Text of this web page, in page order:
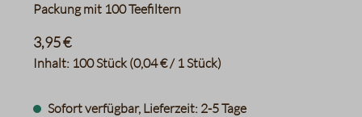
Packung mit 100 Teefiltern
Inhalt: 100 Stück(0,04 € / 1 Stück)
3,95 €
Sofort verfügbar, Lieferzeit: 2-5 Tage